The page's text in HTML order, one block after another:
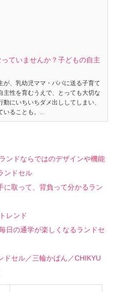
っていませんか？子どもの自主
が、乳幼児ママ・パパに送る子育て
主性を育むうえで、とっても大切な
動にいちいちダメ出ししてしまい、
いることも。…
ンドならではのデザインや機能
ンドセル
に取って、背負って分かるラン
レンド
日の通学が楽しくなるランドセ
ドセル／三輪かばん／CHIKYU